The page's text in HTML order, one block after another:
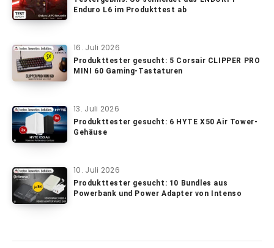
Enduro L6 im Produkttest ab
16. Juli 2026
Produkttester gesucht: 5 Corsair CLIPPER PRO
MINI 60 Gaming-Tastaturen
13. Juli 2026
Produkttester gesucht: 6 HYTE X50 Air Tower-
Gehäuse
10. Juli 2026
Produkttester gesucht: 10 Bundles aus
Powerbank und Power Adapter von Intenso